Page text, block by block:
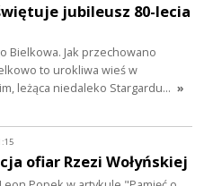
jubileusz 80-lecia
Bielkowa. Jak przechowano
to urokliwa wieś w
leżąca niedaleko Stargardu… »
ofiar Rzezi Wołyńskiej